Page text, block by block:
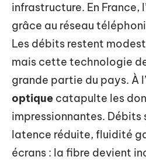
infrastructure. En France,
grâce au réseau
Les débits restent
mais cette technologie
grande partie du pays. À
optique catapulte les
impressionnantes. Débits
latence réduite, fluidité
écrans : la fibre devient